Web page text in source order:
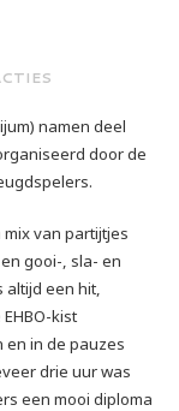
namen deel
door de
van partijtjes
gooi-, sla- en
altijd een hit,
kist
en in de pauzes
drie uur was
een mooi diploma